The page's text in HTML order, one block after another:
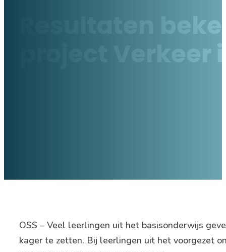
Resultaten
project
OSS – Veel leerlingen uit het basisonderwijs
kager te zetten. Bij leerlingen uit het voorgezet